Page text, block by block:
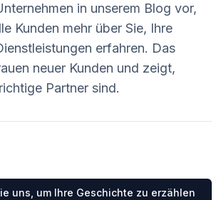
in unserem Blog vor,
Kunden mehr über Sie, Ihre
erfahren. Das
neuer Kunden und zeigt,
Partner sind.
uns, um Ihre Geschichte zu erzählen